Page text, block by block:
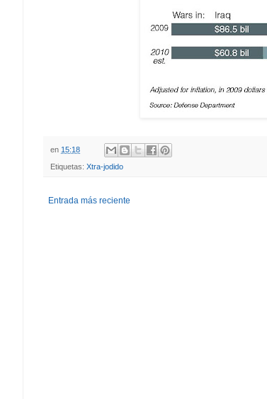
en 15:18
Etiquetas: Xtra-jodido
Entrada más reciente